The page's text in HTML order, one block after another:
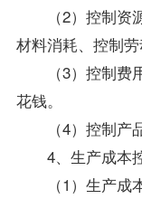
（2）控制资源
材料消耗、控制劳
（3）控制费用
花钱。
（4）控制产品
4、生产成本控
（1）生产成本